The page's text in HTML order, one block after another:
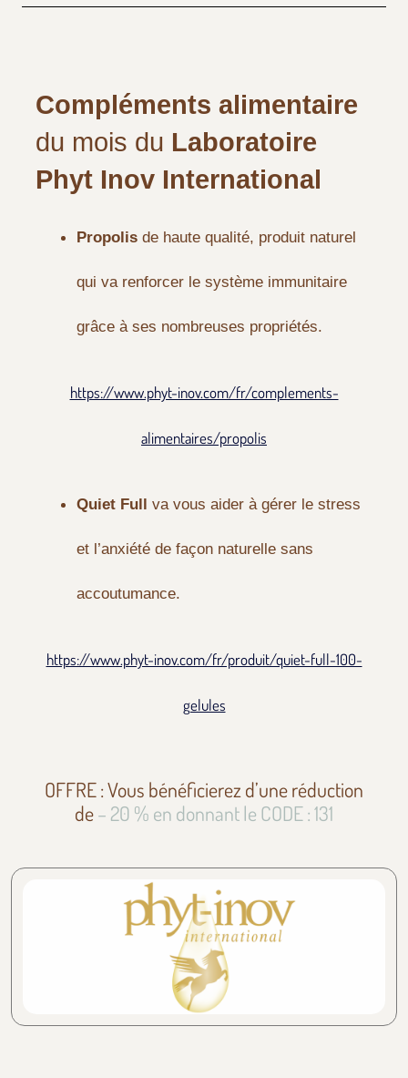
Compléments alimentaire
du mois du Laboratoire
Phyt Inov International
Propolis de haute qualité, produit naturel
qui va renforcer le système immunitaire
grâce à ses nombreuses propriétés.
https://www.phyt-inov.com/fr/complements-
alimentaires/propolis
Quiet Full va vous aider à gérer le stress
et l’anxiété de façon naturelle sans
accoutumance.
https://www.phyt-inov.com/fr/produit/quiet-full-100-
gelules
OFFRE : Vous bénéficierez d’une réduction
de– 20 % en donnant le CODE : 131